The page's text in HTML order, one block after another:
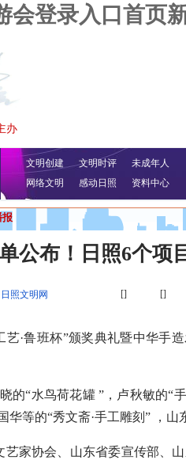
会登录入口首页
办
文明创建 文明时评
未成年人
网络文明
感动日照 资料中心
报
公布！日照6个项
照文明网 [] []
鲁班杯”颁奖典礼暨中华手造
“水鸟荷花罐 ”，卢秋敏的“
华等的“秀文斋·手工雕刻” ，
协会、山东省委宣传部、山